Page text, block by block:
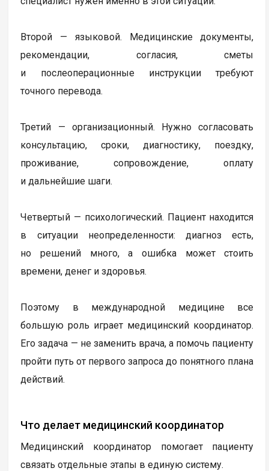
Второй — языковой. Медицинские документы,
рекомендации, согласия, сметы
и послеоперационные инструкции требуют
точного перевода.
Третий — организационный. Нужно согласовать
консультацию, сроки, диагностику, поездку,
проживание, сопровождение, оплату
и дальнейшие шаги.
Четвертый — психологический. Пациент находится
в ситуации неопределенности: диагноз есть,
но решений много, а ошибка может стоить
времени, денег и здоровья.
Поэтому в международной медицине все
большую роль играет медицинский координатор.
Его задача — не заменить врача, а помочь пациенту
пройти путь от первого запроса до понятного плана
действий.
Что делает медицинский координатор
Медицинский координатор помогает пациенту
связать отдельные этапы в единую систему.